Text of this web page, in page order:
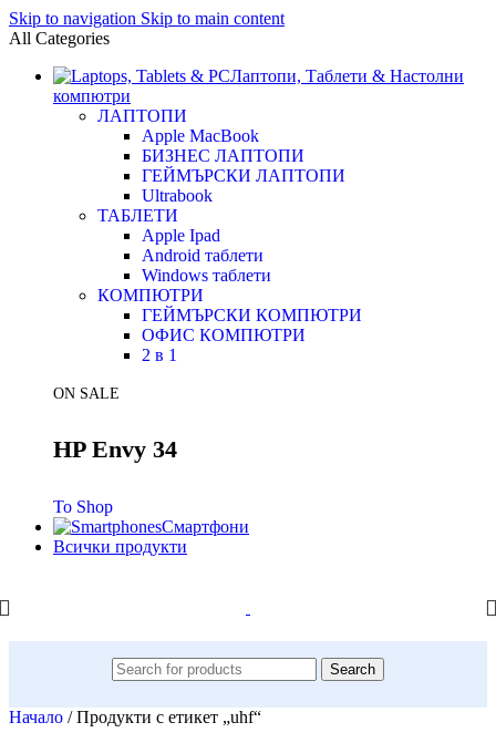
Skip to navigation Skip to main content
All Categories
Лаптопи, Таблети & Настолни
компютри
ЛАПТОПИ
Apple MacBook
БИЗНЕС ЛАПТОПИ
ГЕЙМЪРСКИ ЛАПТОПИ
Ultrabook
ТАБЛЕТИ
Apple Ipad
Android таблети
Windows таблети
КОМПЮТРИ
ГЕЙМЪРСКИ КОМПЮТРИ
ОФИС КОМПЮТРИ
2 в 1
ON SALE
HP Envy 34
To Shop
Смартфони
Всички продукти
Search
Начало / Продукти с етикет „uhf“